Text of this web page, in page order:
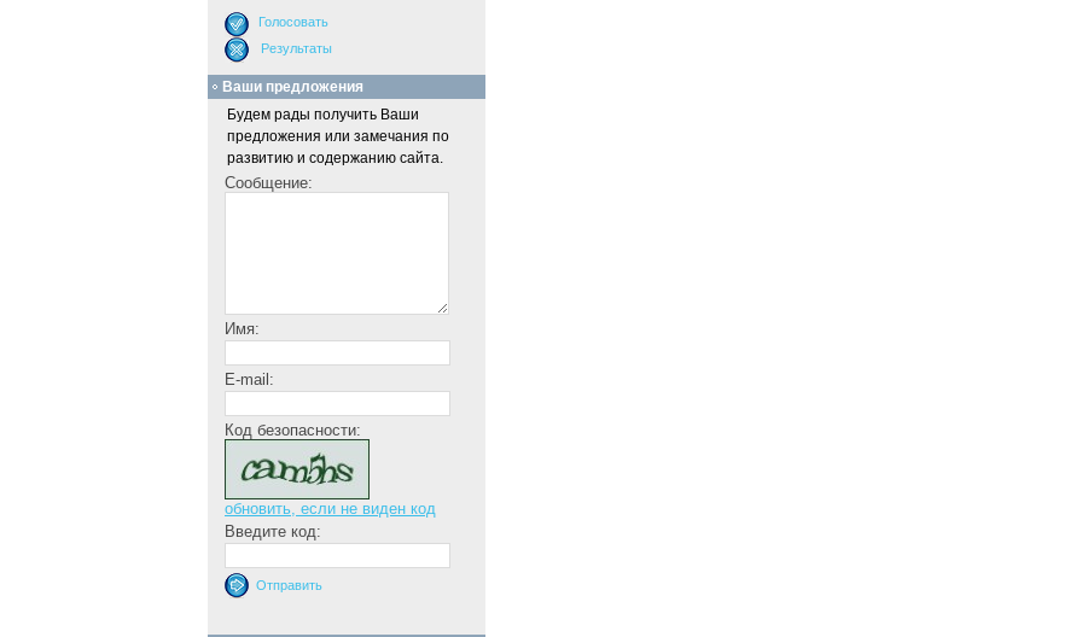
Ваши предложения
Будем рады получить Ваши
предложения или замечания по
развитию и содержанию сайта.
Сообщение:
Имя:
E-mail:
Код безопасности:
обновить, если не виден код
Введите код: